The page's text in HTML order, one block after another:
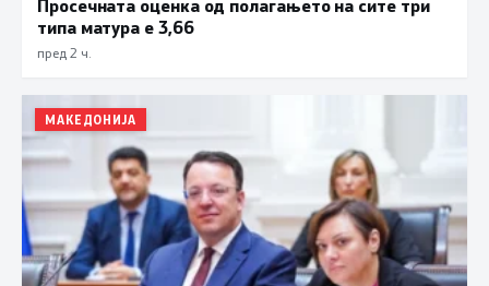
типа матура е 3,66
пред 2 ч.
МАКЕДОНИЈА